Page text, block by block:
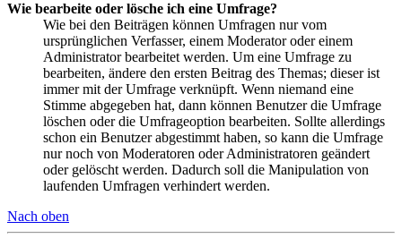
Wie bearbeite oder lösche ich eine Umfrage?
Wie bei den Beiträgen können Umfragen nur vom
ursprünglichen Verfasser, einem Moderator oder einem
Administrator bearbeitet werden. Um eine Umfrage zu
bearbeiten, ändere den ersten Beitrag des Themas; dieser ist
immer mit der Umfrage verknüpft. Wenn niemand eine
Stimme abgegeben hat, dann können Benutzer die Umfrage
löschen oder die Umfrageoption bearbeiten. Sollte allerdings
schon ein Benutzer abgestimmt haben, so kann die Umfrage
nur noch von Moderatoren oder Administratoren geändert
oder gelöscht werden. Dadurch soll die Manipulation von
laufenden Umfragen verhindert werden.
Nach oben